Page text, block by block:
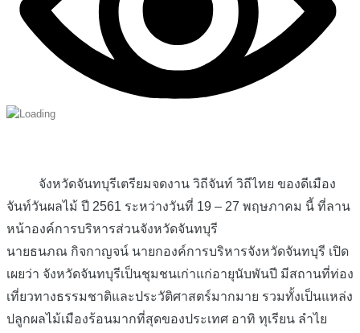
จังหวัดจันทบุรีเตรียมจดงาน วิถีจันท์ วิถีไทย ของดีเมือง
จันท์วันผลไม้ ปี 2561 ระหว่างวันที่ 19 – 27 พฤษภาคม นี้ ที่ลาน
หน้าองค์การบริหารส่วนจังหวัดจันทบุรี
นายธนภณ กิจกาญจน์ นายกองค์การบริหารจังหวัดจันทบุรี เปิด
เผยว่า จังหวัดจันทบุรีเป็นชุมชนเก่าแก่อายุนับพันปี มีสถานที่ท่อง
เที่ยวทางธรรมชาติและประวัติศาสตร์มากมาย รวมทั้งเป็นแหล่ง
ปลูกผลไม้เมืองร้อนมากที่สุดของประเทศ อาทิ ทุเรียน ลำไย